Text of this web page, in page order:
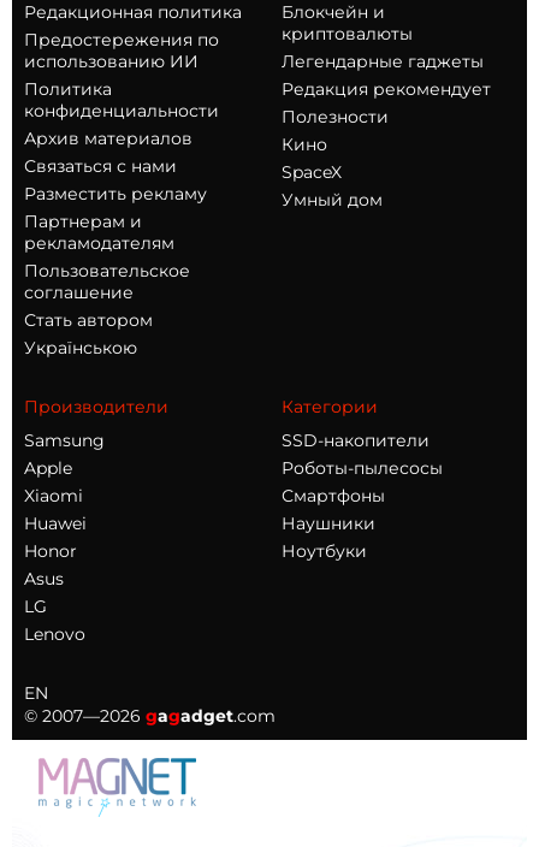
Редакционная политика
Предостережения по
использованию ИИ
Политика
конфиденциальности
Архив материалов
Связаться с нами
Разместить рекламу
Партнерам и
рекламодателям
Пользовательское
соглашение
Стать автором
Українською
Блокчейн и
криптовалюты
Легендарные гаджеты
Редакция рекомендует
Полезности
Кино
SpaceX
Умный дом
Производители
Samsung
Apple
Xiaomi
Huawei
Honor
Asus
LG
Lenovo
Категории
SSD-накопители
Роботы-пылесосы
Смартфоны
Наушники
Ноутбуки
EN
© 2007—2026 gagadget.com